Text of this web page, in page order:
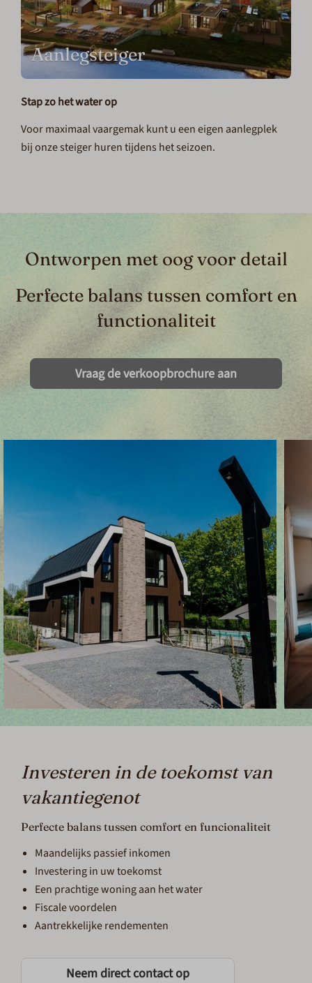
Aanlegsteiger
Stap zo het water op
Voor maximaal vaargemak kunt u een eigen aanlegplek
bij onze steiger huren tijdens het seizoen.
Ontworpen met oog voor detail
Perfecte balans tussen comfort en
functionaliteit
Vraag de verkoopbrochure aan
Investeren in de toekomst van
vakantiegenot
Perfecte balans tussen comfort en funcionaliteit
Maandelijks passief inkomen
Investering in uw toekomst
Een prachtige woning aan het water
Fiscale voordelen
Aantrekkelijke rendementen
Neem direct contact op